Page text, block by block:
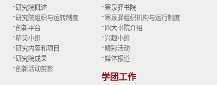
·研究院概述
·研究院组织与运转制度
·创新平台
·精英小组
·研究内容和项目
·研究院成果
·创新活动剪影
· 寒泉驿书院
· 寒泉驿组织机构与运行制度
· 四大书院介绍
·兴趣小组
·精彩活动
·媒体报道
学团工作